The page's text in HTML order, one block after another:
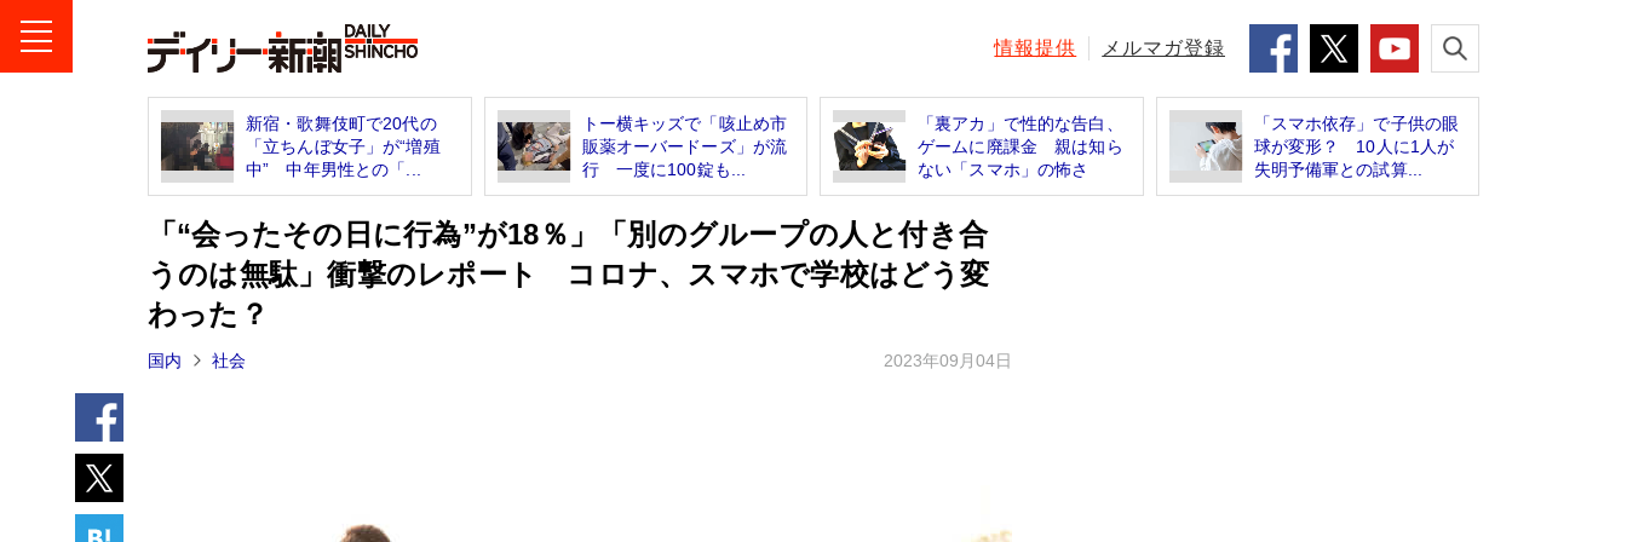
情報提供 メルマガ登録
新宿・歌舞伎町で20代の
「立ちんぼ女子」が“増殖
中” 中年男性との「...
トー横キッズで「咳止め市
販薬オーバードーズ」が流
行 一度に100錠も...
「裏アカ」で性的な告白、
ゲームに廃課金 親は知ら
ない「スマホ」の怖さ
「スマホ依存」で子供の眼
球が変形？ 10人に1人が
失明予備軍との試算...
「“会ったその日に行為”が18％」「別のグループの人と付き合
うのは無駄」衝撃のレポート コロナ、スマホで学校はどう変
わった？
国内 社会 2023年09月04日